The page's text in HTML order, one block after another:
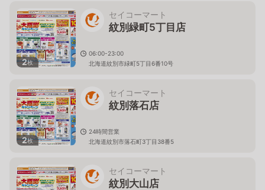
2枚
セイコーマート
紋別緑町5丁目店
06:00-23:00
北海道紋別市緑町5丁目6番10号
2枚
セイコーマート
紋別落石店
24時間営業
北海道紋別市落石町3丁目38番5
セイコーマート
紋別大山店